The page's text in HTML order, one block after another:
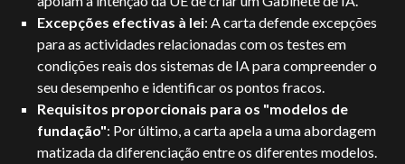
Excepções efectivas à lei: A carta defende excepções
para as actividades relacionadas com os testes em
condições reais dos sistemas de IA para compreender o
seu desempenho e identificar os pontos fracos.
Requisitos proporcionais para os "modelos de
fundação": Por último, a carta apela a uma abordagem
matizada da diferenciação entre os diferentes modelos.